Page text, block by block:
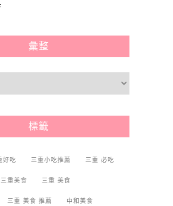
彙整
標籤
好吃 三重小吃推薦 三重 必吃
三重美食 三重 美食
三重 美食 推薦 中和美食